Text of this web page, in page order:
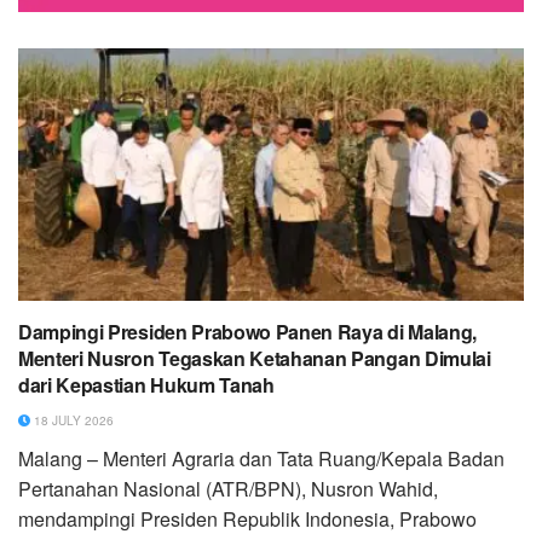
Dampingi Presiden Prabowo Panen Raya di Malang,
Menteri Nusron Tegaskan Ketahanan Pangan Dimulai
dari Kepastian Hukum Tanah
18 JULY 2026
Malang – Menteri Agraria dan Tata Ruang/Kepala Badan
Pertanahan Nasional (ATR/BPN), Nusron Wahid,
mendampingi Presiden Republik Indonesia, Prabowo